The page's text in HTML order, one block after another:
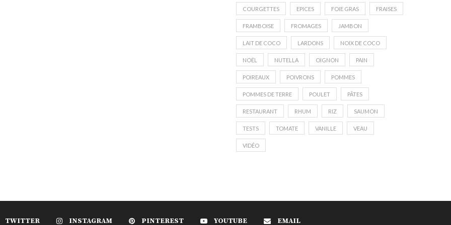
COURGETTES EPICES FOIE GRAS FRAISES
FRAMBOISE FROMAGES JAMBON
LAIT DE COCO LARDONS NOIX DE COCO
NOËL NUTELLA OIGNON PAIN
POIREAUX POIVRONS POMMES
POMMES DE TERRE POULET PÂTES
RESTAURANT RHUM RIZ SAUMON
TESTS TOMATE VANILLE VEAU
VIDÉO
TWITTER INSTAGRAM PINTEREST YOUTUBE EMAIL